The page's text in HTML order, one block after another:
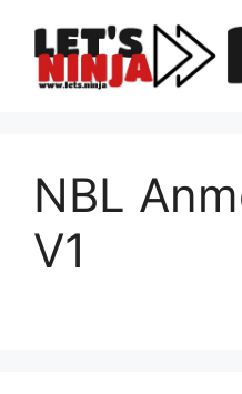
springen
NBL
V1